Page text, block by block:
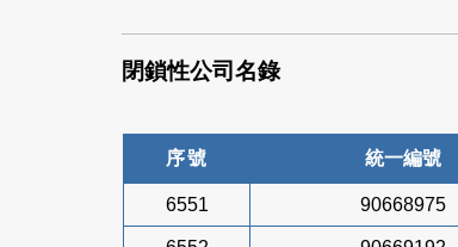
閉鎖性公司名錄
序號 統一編號
6551 90668975